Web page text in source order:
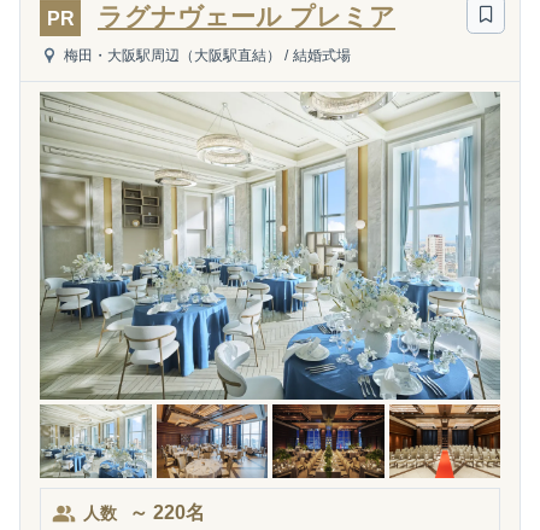
PR ラグナヴェール プレミア
梅田・大阪駅周辺（大阪駅直結） / 結婚式場
人数 ～ 220名